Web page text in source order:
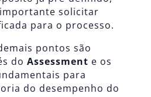
solicitar
para o processo.
pontos são
do Assessment e os
para
do desempenho do